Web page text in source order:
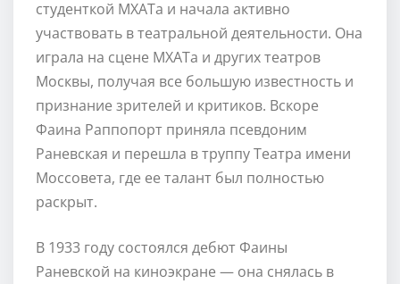
студенткой МХАТа и начала активно
участвовать в театральной деятельности. Она
играла на сцене МХАТа и других театров
Москвы, получая все большую известность и
признание зрителей и критиков. Вскоре
Фаина Раппопорт приняла псевдоним
Раневская и перешла в труппу Театра имени
Моссовета, где ее талант был полностью
раскрыт.
В 1933 году состоялся дебют Фаины
Раневской на киноэкране — она снялась в